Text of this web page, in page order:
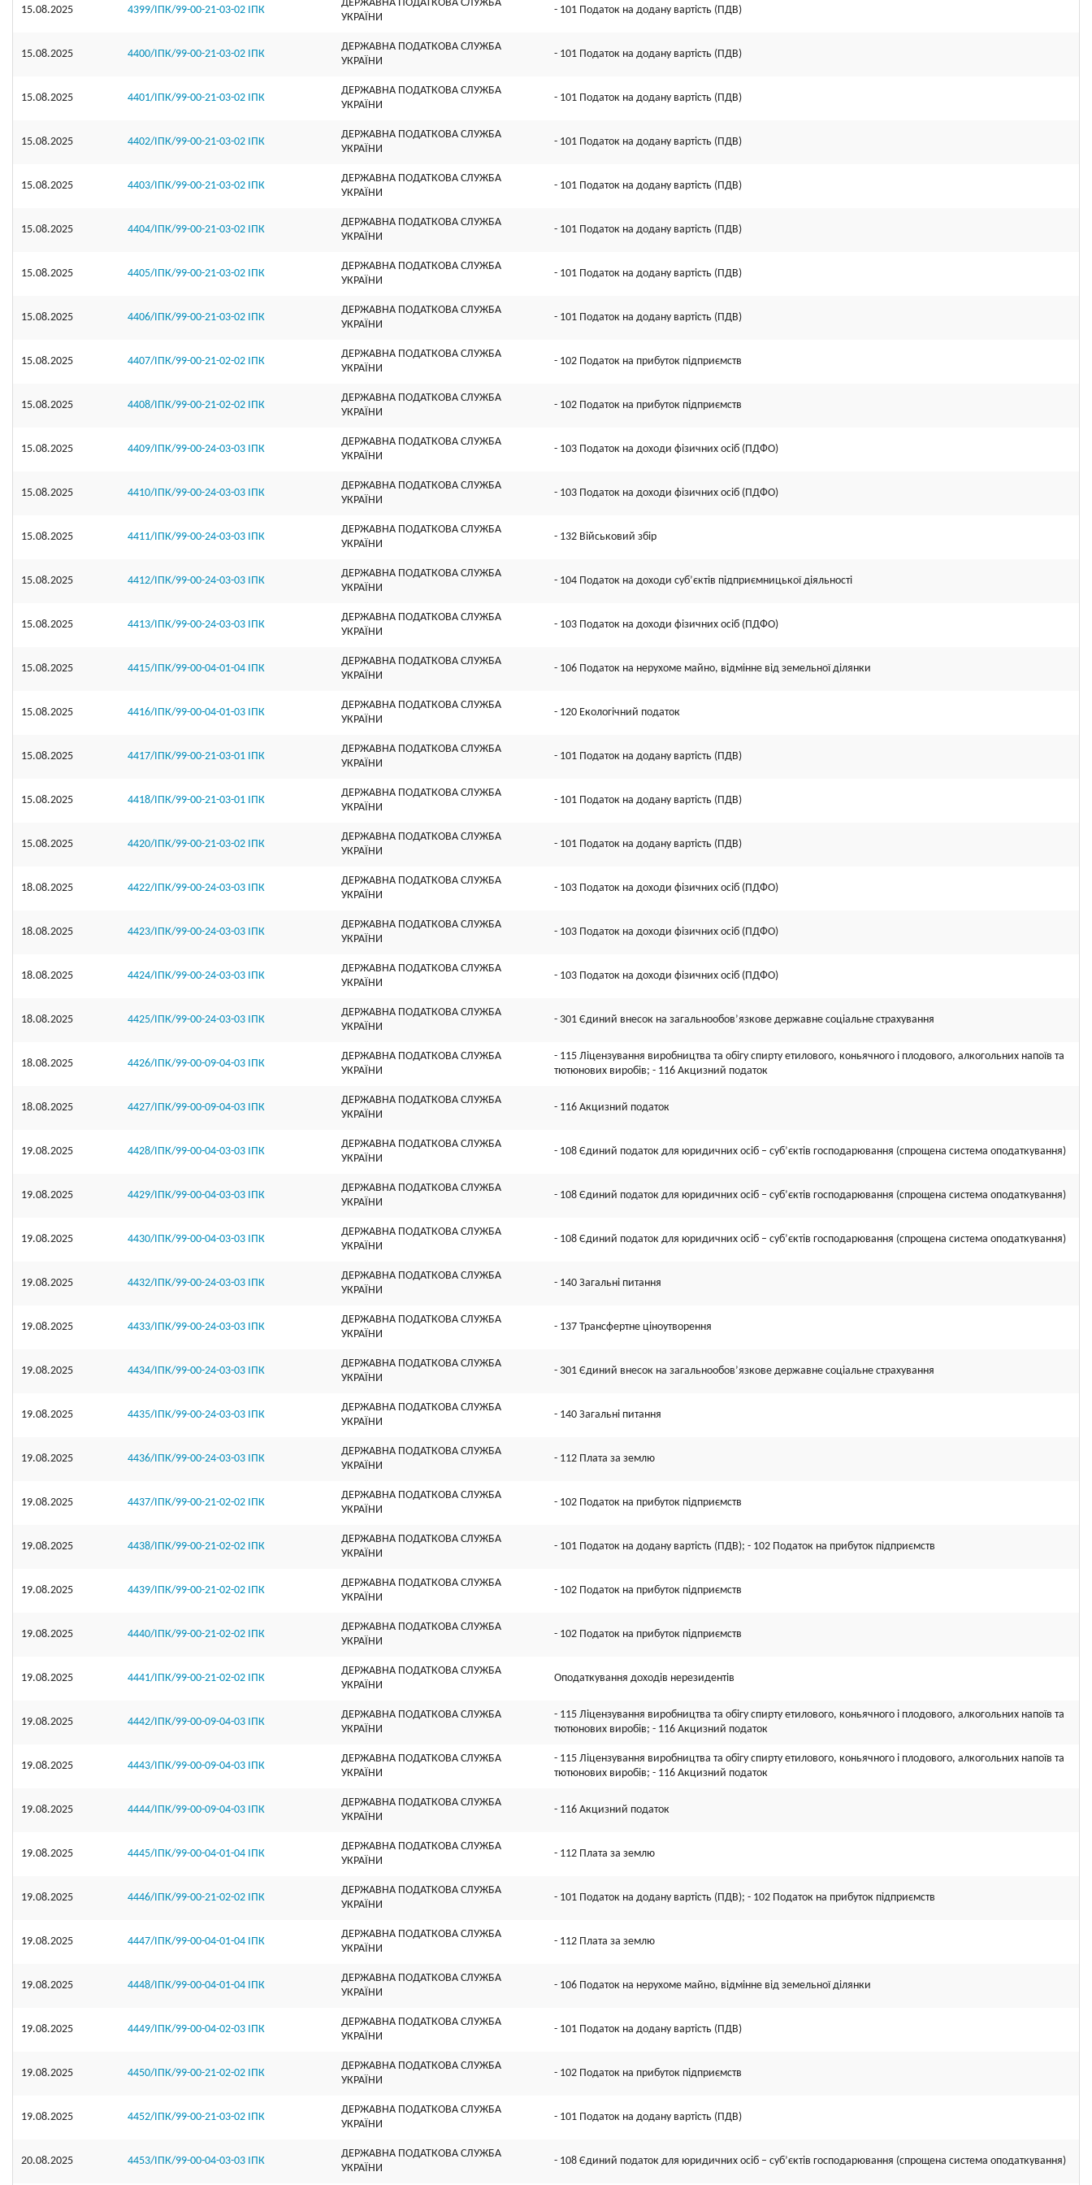
15.08.2025 4399/ІПК/99-00-21-03-02 ІПК
ДЕРЖАВНА ПОДАТКОВА СЛУЖБА
УКРАЇНИ
- 101 Податок на додану вартість (ПДВ)
15.08.2025 4400/ІПК/99-00-21-03-02 ІПК
ДЕРЖАВНА ПОДАТКОВА СЛУЖБА
УКРАЇНИ
- 101 Податок на додану вартість (ПДВ)
15.08.2025 4401/ІПК/99-00-21-03-02 ІПК
ДЕРЖАВНА ПОДАТКОВА СЛУЖБА
УКРАЇНИ
- 101 Податок на додану вартість (ПДВ)
15.08.2025 4402/ІПК/99-00-21-03-02 ІПК
ДЕРЖАВНА ПОДАТКОВА СЛУЖБА
УКРАЇНИ
- 101 Податок на додану вартість (ПДВ)
15.08.2025 4403/ІПК/99-00-21-03-02 ІПК
ДЕРЖАВНА ПОДАТКОВА СЛУЖБА
УКРАЇНИ
- 101 Податок на додану вартість (ПДВ)
15.08.2025 4404/ІПК/99-00-21-03-02 ІПК
ДЕРЖАВНА ПОДАТКОВА СЛУЖБА
УКРАЇНИ
- 101 Податок на додану вартість (ПДВ)
15.08.2025 4405/ІПК/99-00-21-03-02 ІПК
ДЕРЖАВНА ПОДАТКОВА СЛУЖБА
УКРАЇНИ
- 101 Податок на додану вартість (ПДВ)
15.08.2025 4406/ІПК/99-00-21-03-02 ІПК
ДЕРЖАВНА ПОДАТКОВА СЛУЖБА
УКРАЇНИ
- 101 Податок на додану вартість (ПДВ)
15.08.2025 4407/ІПК/99-00-21-02-02 ІПК
ДЕРЖАВНА ПОДАТКОВА СЛУЖБА
УКРАЇНИ
- 102 Податок на прибуток підприємств
15.08.2025 4408/ІПК/99-00-21-02-02 ІПК
ДЕРЖАВНА ПОДАТКОВА СЛУЖБА
УКРАЇНИ
- 102 Податок на прибуток підприємств
15.08.2025 4409/ІПК/99-00-24-03-03 ІПК
ДЕРЖАВНА ПОДАТКОВА СЛУЖБА
УКРАЇНИ
- 103 Податок на доходи фізичних осіб (ПДФО)
15.08.2025 4410/ІПК/99-00-24-03-03 ІПК
ДЕРЖАВНА ПОДАТКОВА СЛУЖБА
УКРАЇНИ
- 103 Податок на доходи фізичних осіб (ПДФО)
15.08.2025 4411/ІПК/99-00-24-03-03 ІПК
ДЕРЖАВНА ПОДАТКОВА СЛУЖБА
УКРАЇНИ
- 132 Військовий збір
15.08.2025 4412/ІПК/99-00-24-03-03 ІПК
ДЕРЖАВНА ПОДАТКОВА СЛУЖБА
УКРАЇНИ
- 104 Податок на доходи суб’єктів підприємницької діяльності
15.08.2025 4413/ІПК/99-00-24-03-03 ІПК
ДЕРЖАВНА ПОДАТКОВА СЛУЖБА
УКРАЇНИ
- 103 Податок на доходи фізичних осіб (ПДФО)
15.08.2025 4415/ІПК/99-00-04-01-04 ІПК
ДЕРЖАВНА ПОДАТКОВА СЛУЖБА
УКРАЇНИ
- 106 Податок на нерухоме майно, відмінне від земельної ділянки
15.08.2025 4416/ІПК/99-00-04-01-03 ІПК
ДЕРЖАВНА ПОДАТКОВА СЛУЖБА
УКРАЇНИ
- 120 Екологічний податок
15.08.2025 4417/ІПК/99-00-21-03-01 ІПК
ДЕРЖАВНА ПОДАТКОВА СЛУЖБА
УКРАЇНИ
- 101 Податок на додану вартість (ПДВ)
15.08.2025 4418/ІПК/99-00-21-03-01 ІПК
ДЕРЖАВНА ПОДАТКОВА СЛУЖБА
УКРАЇНИ
- 101 Податок на додану вартість (ПДВ)
15.08.2025 4420/ІПК/99-00-21-03-02 ІПК
ДЕРЖАВНА ПОДАТКОВА СЛУЖБА
УКРАЇНИ
- 101 Податок на додану вартість (ПДВ)
18.08.2025 4422/ІПК/99-00-24-03-03 ІПК
ДЕРЖАВНА ПОДАТКОВА СЛУЖБА
УКРАЇНИ
- 103 Податок на доходи фізичних осіб (ПДФО)
18.08.2025 4423/ІПК/99-00-24-03-03 ІПК
ДЕРЖАВНА ПОДАТКОВА СЛУЖБА
УКРАЇНИ
- 103 Податок на доходи фізичних осіб (ПДФО)
18.08.2025 4424/ІПК/99-00-24-03-03 ІПК
ДЕРЖАВНА ПОДАТКОВА СЛУЖБА
УКРАЇНИ
- 103 Податок на доходи фізичних осіб (ПДФО)
18.08.2025 4425/ІПК/99-00-24-03-03 ІПК
ДЕРЖАВНА ПОДАТКОВА СЛУЖБА
УКРАЇНИ
- 301 Єдиний внесок на загальнообов’язкове державне соціальне страхування
18.08.2025 4426/ІПК/99-00-09-04-03 ІПК
ДЕРЖАВНА ПОДАТКОВА СЛУЖБА
УКРАЇНИ
- 115 Ліцензування виробництва та обігу спирту етилового, коньячного і плодового, алкогольних напоїв та
тютюнових виробів; - 116 Акцизний податок
18.08.2025 4427/ІПК/99-00-09-04-03 ІПК
ДЕРЖАВНА ПОДАТКОВА СЛУЖБА
УКРАЇНИ
- 116 Акцизний податок
19.08.2025 4428/ІПК/99-00-04-03-03 ІПК
ДЕРЖАВНА ПОДАТКОВА СЛУЖБА
УКРАЇНИ
- 108 Єдиний податок для юридичних осіб – суб’єктів господарювання (спрощена система оподаткування)
19.08.2025 4429/ІПК/99-00-04-03-03 ІПК
ДЕРЖАВНА ПОДАТКОВА СЛУЖБА
УКРАЇНИ
- 108 Єдиний податок для юридичних осіб – суб’єктів господарювання (спрощена система оподаткування)
19.08.2025 4430/ІПК/99-00-04-03-03 ІПК
ДЕРЖАВНА ПОДАТКОВА СЛУЖБА
УКРАЇНИ
- 108 Єдиний податок для юридичних осіб – суб’єктів господарювання (спрощена система оподаткування)
19.08.2025 4432/ІПК/99-00-24-03-03 ІПК
ДЕРЖАВНА ПОДАТКОВА СЛУЖБА
УКРАЇНИ
- 140 Загальні питання
19.08.2025 4433/ІПК/99-00-24-03-03 ІПК
ДЕРЖАВНА ПОДАТКОВА СЛУЖБА
УКРАЇНИ
- 137 Трансфертне ціноутворення
19.08.2025 4434/ІПК/99-00-24-03-03 ІПК
ДЕРЖАВНА ПОДАТКОВА СЛУЖБА
УКРАЇНИ
- 301 Єдиний внесок на загальнообов’язкове державне соціальне страхування
19.08.2025 4435/ІПК/99-00-24-03-03 ІПК
ДЕРЖАВНА ПОДАТКОВА СЛУЖБА
УКРАЇНИ
- 140 Загальні питання
19.08.2025 4436/ІПК/99-00-24-03-03 ІПК
ДЕРЖАВНА ПОДАТКОВА СЛУЖБА
УКРАЇНИ
- 112 Плата за землю
19.08.2025 4437/ІПК/99-00-21-02-02 ІПК
ДЕРЖАВНА ПОДАТКОВА СЛУЖБА
УКРАЇНИ
- 102 Податок на прибуток підприємств
19.08.2025 4438/ІПК/99-00-21-02-02 ІПК
ДЕРЖАВНА ПОДАТКОВА СЛУЖБА
УКРАЇНИ
- 101 Податок на додану вартість (ПДВ); - 102 Податок на прибуток підприємств
19.08.2025 4439/ІПК/99-00-21-02-02 ІПК
ДЕРЖАВНА ПОДАТКОВА СЛУЖБА
УКРАЇНИ
- 102 Податок на прибуток підприємств
19.08.2025 4440/ІПК/99-00-21-02-02 ІПК
ДЕРЖАВНА ПОДАТКОВА СЛУЖБА
УКРАЇНИ
- 102 Податок на прибуток підприємств
19.08.2025 4441/ІПК/99-00-21-02-02 ІПК
ДЕРЖАВНА ПОДАТКОВА СЛУЖБА
УКРАЇНИ
Оподаткування доходів нерезидентів
19.08.2025 4442/ІПК/99-00-09-04-03 ІПК
ДЕРЖАВНА ПОДАТКОВА СЛУЖБА
УКРАЇНИ
- 115 Ліцензування виробництва та обігу спирту етилового, коньячного і плодового, алкогольних напоїв та
тютюнових виробів; - 116 Акцизний податок
19.08.2025 4443/ІПК/99-00-09-04-03 ІПК
ДЕРЖАВНА ПОДАТКОВА СЛУЖБА
УКРАЇНИ
- 115 Ліцензування виробництва та обігу спирту етилового, коньячного і плодового, алкогольних напоїв та
тютюнових виробів; - 116 Акцизний податок
19.08.2025 4444/ІПК/99-00-09-04-03 ІПК
ДЕРЖАВНА ПОДАТКОВА СЛУЖБА
УКРАЇНИ
- 116 Акцизний податок
19.08.2025 4445/ІПК/99-00-04-01-04 ІПК
ДЕРЖАВНА ПОДАТКОВА СЛУЖБА
УКРАЇНИ
- 112 Плата за землю
19.08.2025 4446/ІПК/99-00-21-02-02 ІПК
ДЕРЖАВНА ПОДАТКОВА СЛУЖБА
УКРАЇНИ
- 101 Податок на додану вартість (ПДВ); - 102 Податок на прибуток підприємств
19.08.2025 4447/ІПК/99-00-04-01-04 ІПК
ДЕРЖАВНА ПОДАТКОВА СЛУЖБА
УКРАЇНИ
- 112 Плата за землю
19.08.2025 4448/ІПК/99-00-04-01-04 ІПК
ДЕРЖАВНА ПОДАТКОВА СЛУЖБА
УКРАЇНИ
- 106 Податок на нерухоме майно, відмінне від земельної ділянки
19.08.2025 4449/ІПК/99-00-04-02-03 ІПК
ДЕРЖАВНА ПОДАТКОВА СЛУЖБА
УКРАЇНИ
- 101 Податок на додану вартість (ПДВ)
19.08.2025 4450/ІПК/99-00-21-02-02 ІПК
ДЕРЖАВНА ПОДАТКОВА СЛУЖБА
УКРАЇНИ
- 102 Податок на прибуток підприємств
19.08.2025 4452/ІПК/99-00-21-03-02 ІПК
ДЕРЖАВНА ПОДАТКОВА СЛУЖБА
УКРАЇНИ
- 101 Податок на додану вартість (ПДВ)
20.08.2025 4453/ІПК/99-00-04-03-03 ІПК
ДЕРЖАВНА ПОДАТКОВА СЛУЖБА
УКРАЇНИ
- 108 Єдиний податок для юридичних осіб – суб’єктів господарювання (спрощена система оподаткування)